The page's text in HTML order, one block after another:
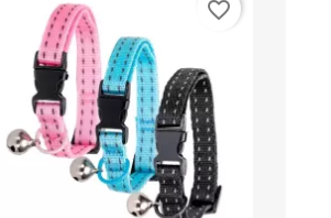
favorite_border